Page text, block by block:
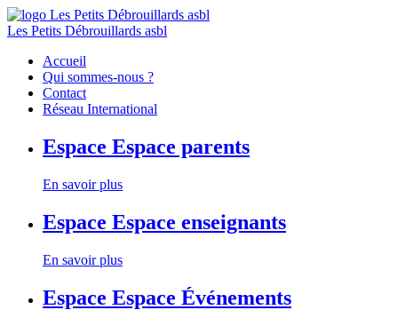
Les Petits Débrouillards asbl
Accueil
Qui sommes-nous ?
Contact
Réseau International
Espace Espace parents
En savoir plus
Espace Espace enseignants
En savoir plus
Espace Espace Événements